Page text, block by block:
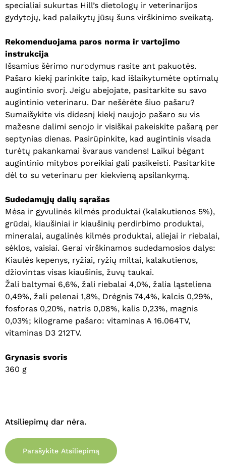
Krepšelyje nėra produktų.
Eiti Į Parduotuvę
specialiai sukurtas Hill’s dietologų ir veterinarijos
gydytojų, kad palaikytų jūsų šuns virškinimo sveikatą.
Rekomenduojama paros norma ir vartojimo
instrukcija
Išsamius šėrimo nurodymus rasite ant pakuotės.
Pašaro kiekį parinkite taip, kad išlaikytumėte optimalų
augintinio svorį. Jeigu abejojate, pasitarkite su savo
augintinio veterinaru. Dar nešėrėte šiuo pašaru?
Sumaišykite vis didesnį kiekį naujojo pašaro su vis
mažesne dalimi senojo ir visiškai pakeiskite pašarą per
septynias dienas. Pasirūpinkite, kad augintinis visada
turėtų pakankamai švaraus vandens! Laikui bėgant
augintinio mitybos poreikiai gali pasikeisti. Pasitarkite
dėl to su veterinaru per kiekvieną apsilankymą.
Sudedamųjų dalių sąrašas
Mėsa ir gyvulinės kilmės produktai (kalakutienos 5%),
grūdai, kiaušiniai ir kiaušinių perdirbimo produktai,
mineralai, augalinės kilmės produktai, aliejai ir riebalai,
sėklos, vaisiai. Gerai virškinamos sudedamosios dalys:
Kiaulės kepenys, ryžiai, ryžių miltai, kalakutienos,
džiovintas visas kiaušinis, žuvų taukai.
Žali baltymai 6,6%, žali riebalai 4,0%, žalia ląsteliena
0,49%, žali pelenai 1,8%, Drėgnis 74,4%, kalcis 0,29%,
fosforas 0,20%, natris 0,08%, kalis 0,23%, magnis
0,03%; kilograme pašaro: vitaminas A 16.064TV,
vitaminas D3 212TV.
Grynasis svoris
360 g
Atsiliepimų dar nėra.
Parašykite Atsiliepimą